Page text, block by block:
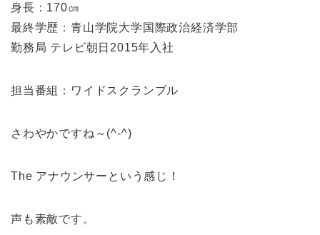
身長：170㎝
最終学歴：青山学院大学国際政治経済学部
勤務局 テレビ朝日2015年入社
担当番組：ワイドスクランブル
さわやかですね～(^-^)
The アナウンサーという感じ！
声も素敵です。